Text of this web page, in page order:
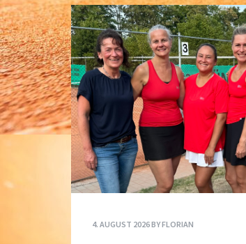
4. AUGUST 2026BYFLORIAN